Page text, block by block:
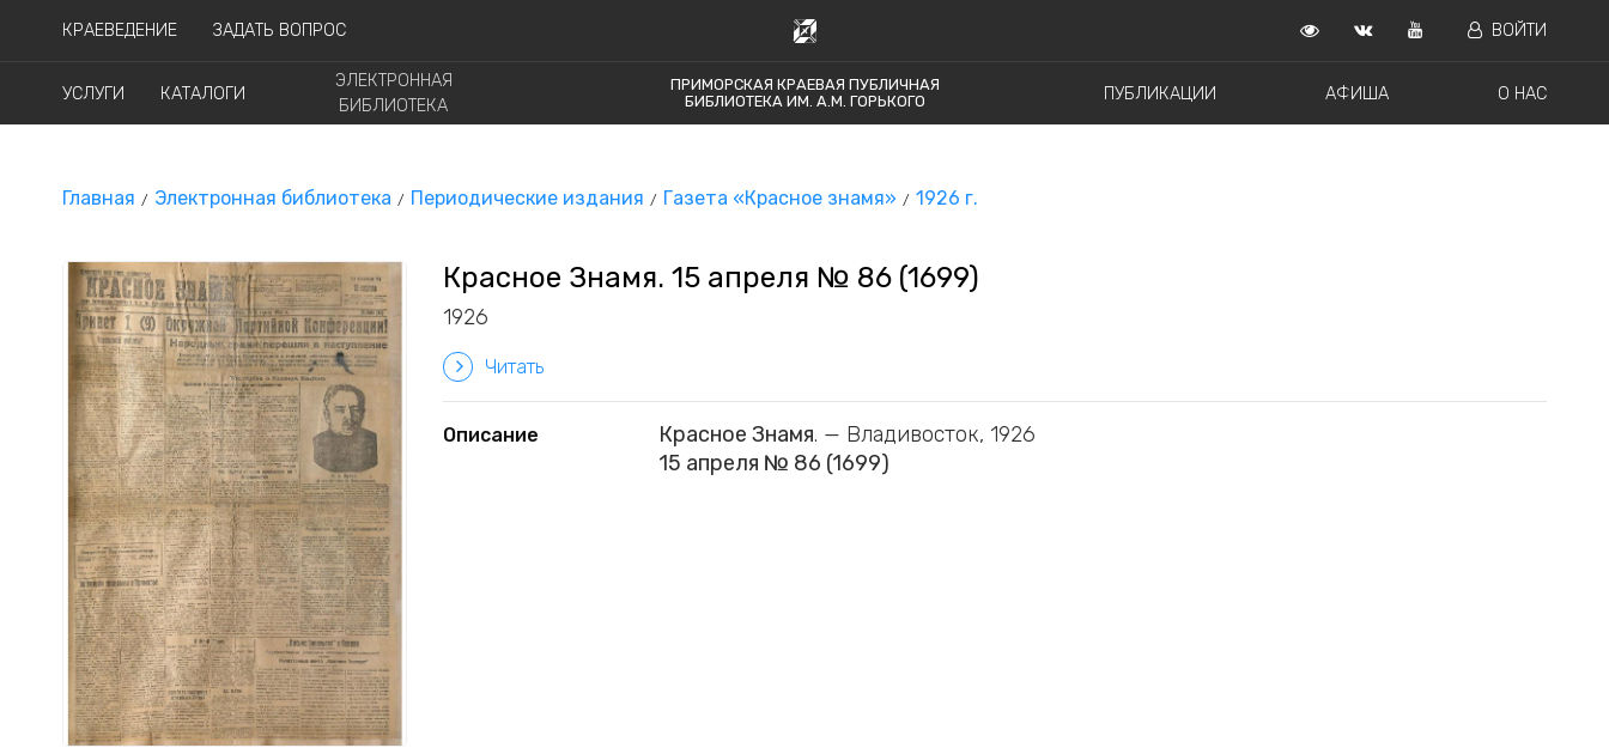
КРАЕВЕДЕНИЕ ЗАДАТЬ ВОПРОС ВОЙТИ
УСЛУГИ КАТАЛОГИ
ЭЛЕКТРОННАЯ
БИБЛИОТЕКА
ПРИМОРСКАЯ КРАЕВАЯ ПУБЛИЧНАЯ
БИБЛИОТЕКА ИМ. А.М. ГОРЬКОГО
ПУБЛИКАЦИИ АФИША О НАС
Главная Электронная библиотека Периодические издания Газета «Красное знамя» 1926 г.
Красное Знамя. 15 апреля № 86 (1699)
1926
Читать
Описание Красное Знамя. — Владивосток, 1926
15 апреля № 86 (1699)